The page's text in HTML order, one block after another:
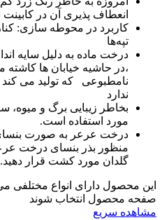
انعطاف پذیری آن در
کاربرد در محوطه سازی:
تپه‌ها
درخت ماده به دلیل سایه
،در حاشیه خیابان ها
نامطبوعی که تولید می کند
ندارد
بخاطر زيبايی برگ و ميوه،
مورد استفاده است.
درخت عرعر به صورت بنسای
منظور بذر بنسای درخت
گلدان مورد کشت قرار دهید.
این محصول دارای انواع مختلفی
صفحه محصول انتخاب شوند
مشاهده سریع